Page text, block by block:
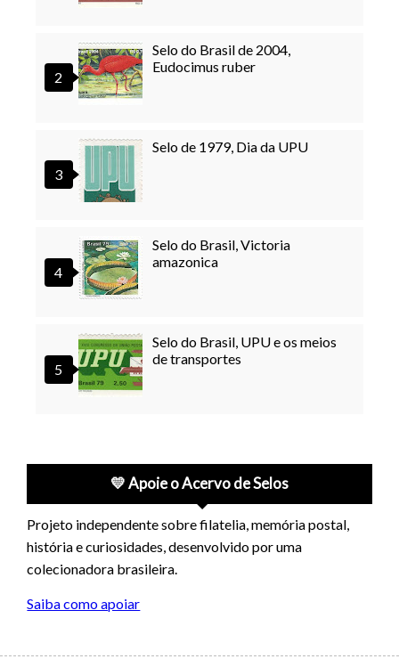
Selo do Brasil de 2004,
Eudocimus ruber
Selo de 1979, Dia da UPU
Selo do Brasil, Victoria
amazonica
Selo do Brasil, UPU e os meios
de transportes
💛 Apoie o Acervo de Selos
Projeto independente sobre filatelia, memória postal,
história e curiosidades, desenvolvido por uma
colecionadora brasileira.
Saiba como apoiar